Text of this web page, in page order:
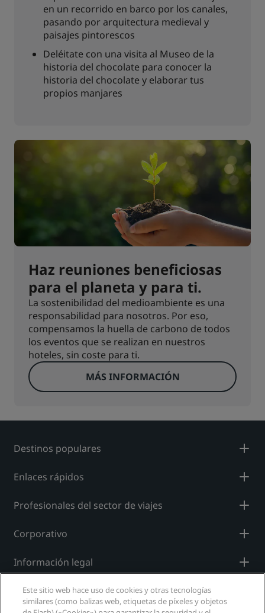
en un recorrido en barco por los canales,
pasando por arquitectura medieval y
paisajes pintorescos
Deléitate con una visita al Museo de la
historia del chocolate para conocer la
historia del chocolate y elaborar tus
propios manjares
Haz reuniones beneficiosas
para el planeta y para ti.
La sostenibilidad del medioambiente es una
responsabilidad para nosotros. Por eso,
compensamos la huella de carbono de todos
los eventos que se realizan en nuestros
hoteles, sin coste para ti.
MÁS INFORMACIÓN
Destinos populares
Enlaces rápidos
Profesionales del sector de viajes
Corporativo
Información legal
Ayuda
Este sitio web hace uso de cookies y otras tecnologías
similares (como balizas web, etiquetas de píxeles y objetos